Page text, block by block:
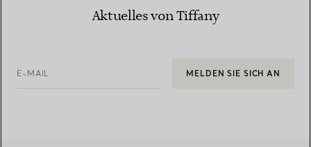
Aktuelles von Tiffany
E-MAIL MELDEN SIE SICH AN